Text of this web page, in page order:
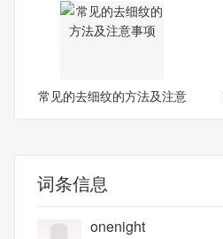
常见的去细纹的方法及注意
词条信息
onenight